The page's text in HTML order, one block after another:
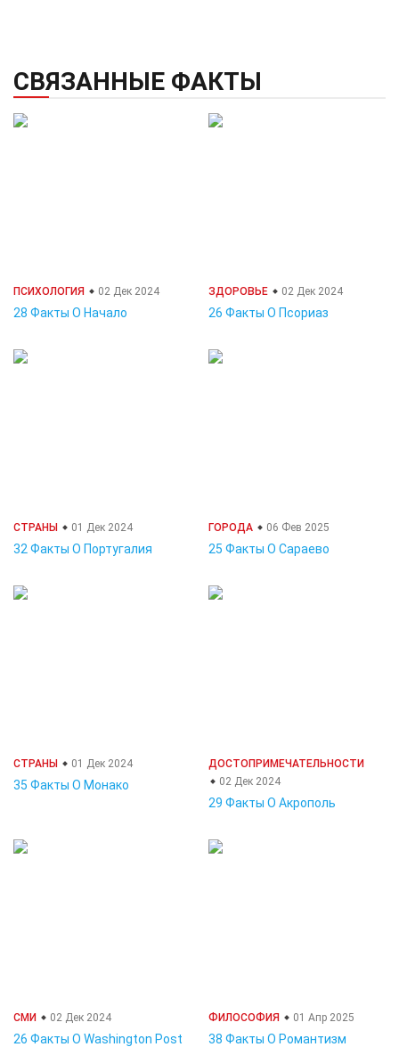
СВЯЗАННЫЕ ФАКТЫ
ПСИХОЛОГИЯ 02 Дек 2024
28 Факты О Начало
ЗДОРОВЬЕ 02 Дек 2024
26 Факты О Псориаз
СТРАНЫ 01 Дек 2024
32 Факты О Португалия
ГОРОДА 06 Фев 2025
25 Факты О Сараево
СТРАНЫ 01 Дек 2024
35 Факты О Монако
ДОСТОПРИМЕЧАТЕЛЬНОСТИ
02 Дек 2024
29 Факты О Акрополь
СМИ 02 Дек 2024
26 Факты О Washington Post
ФИЛОСОФИЯ 01 Апр 2025
38 Факты О Романтизм